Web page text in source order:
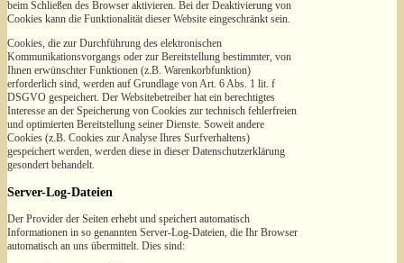
beim Schließen des Browser aktivieren. Bei der Deaktivierung von
Cookies kann die Funktionalität dieser Website eingeschränkt sein.
Cookies, die zur Durchführung des elektronischen
Kommunikationsvorgangs oder zur Bereitstellung bestimmter, von
Ihnen erwünschter Funktionen (z.B. Warenkorbfunktion)
erforderlich sind, werden auf Grundlage von Art. 6 Abs. 1 lit. f
DSGVO gespeichert. Der Websitebetreiber hat ein berechtigtes
Interesse an der Speicherung von Cookies zur technisch fehlerfreien
und optimierten Bereitstellung seiner Dienste. Soweit andere
Cookies (z.B. Cookies zur Analyse Ihres Surfverhaltens)
gespeichert werden, werden diese in dieser Datenschutzerklärung
gesondert behandelt.
Server-Log-Dateien
Der Provider der Seiten erhebt und speichert automatisch
Informationen in so genannten Server-Log-Dateien, die Ihr Browser
automatisch an uns übermittelt. Dies sind: